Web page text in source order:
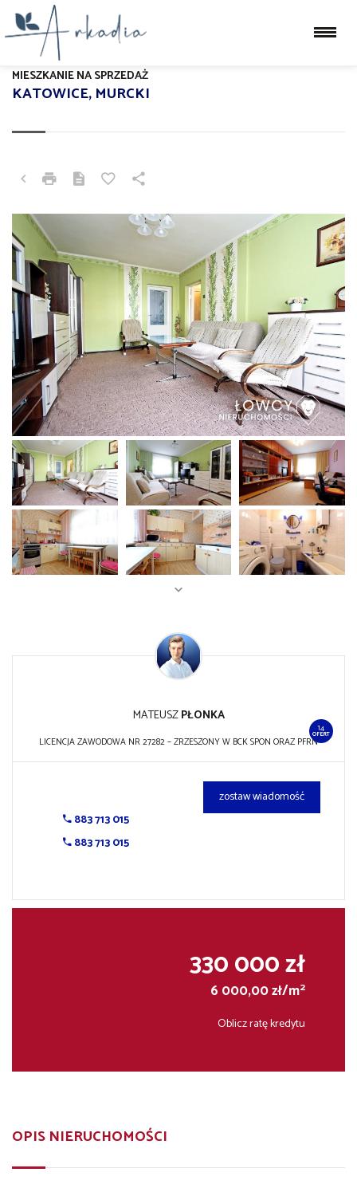
KATOWICE, MURCKI
MIESZKANIE NA SPRZEDAŻ
14
OFERT
MATEUSZPŁONKA
LICENCJA ZAWODOWA NR 27282 – ZRZESZONY W BCK SPON ORAZ PFRN
883 713 015
883 713 015
zostaw wiadomość
330 000 zł
6 000,00 zł/m2
Oblicz ratę kredytu
OPIS NIERUCHOMOŚCI